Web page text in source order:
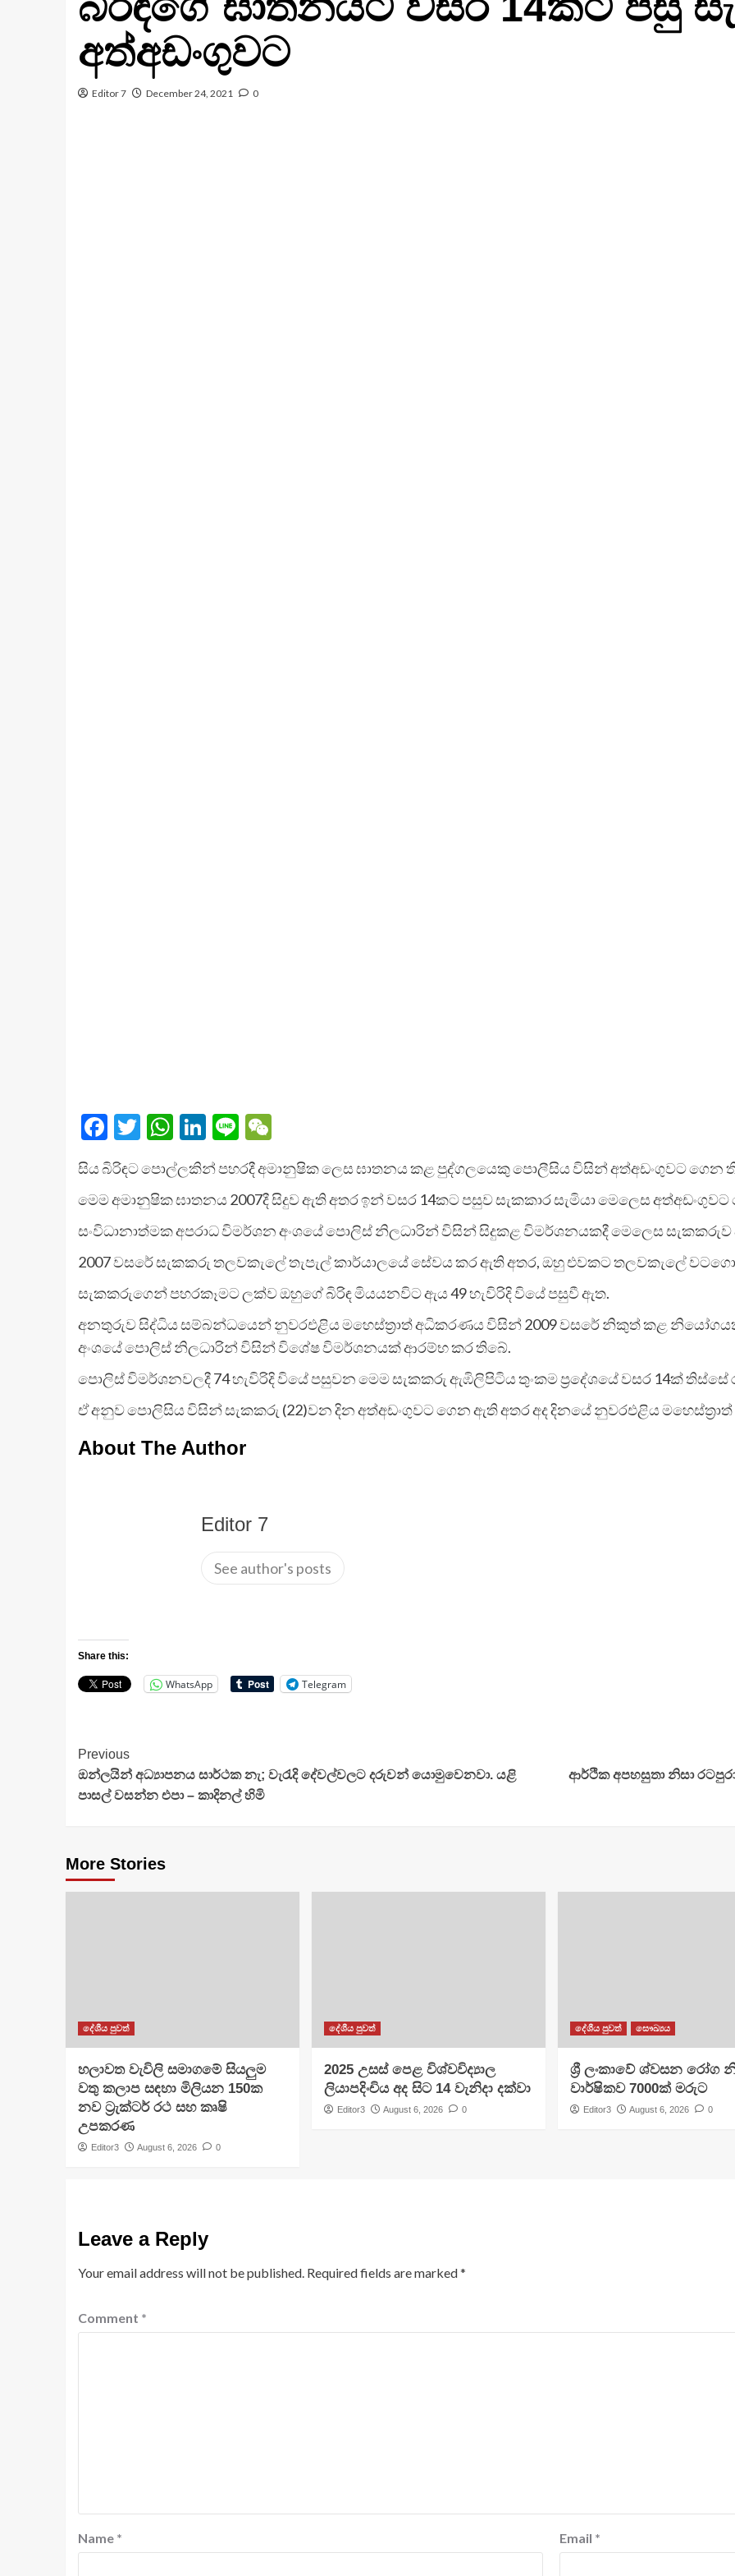
අත්අඩංගුවට
Editor 7 December 24, 2021 0
Facebook
Twitter
WhatsApp
LinkedIn
LineWeChat
සිය බිරිඳට පොල්ලකින් පහරදී අමානුෂික ලෙස ඝාතනය කළ පුද්ගලයෙකු පොලීසිය විසින් අත්අඩංගුවට ගෙන
මෙම අමානුෂික ඝාතනය 2007දී සිදුව ඇති අතර ඉන් වසර 14කට පසුව සැකකාර සැමියා මෙලෙස
සංවිධානාත්මක අපරාධ විමර්ශන අංශයේ පොලිස් නිලධාරින් විසින් සිදුකළ විමර්ශනයකදී මෙලෙස සැකකරුව
2007 වසරේ සැකකරු තලවකැලේ තැපැල් කාර්යාලයේ සේවය කර ඇති අතර, ඔහු එවකට තලවකැලේ
සැකකරුගෙන් පහරකෑමට ලක්ව ඔහුගේ බිරිඳ මියයනවිට ඇය 49 හැවිරිදි වියේ පසුවී ඇත.
අනතුරුව සිද්ධිය සම්බන්ධයෙන් නුවරඑළිය මහෙස්ත්‍රාත් අධිකරණය විසින් 2009 වසරේ නිකුත් කළ
අංශයේ පොලිස් නිලධාරින් විසින් විශේෂ විමර්ශනයක් ආරම්භ කර තිබේ.
පොලිස් විමර්ශනවලදී 74 හැවිරිදි වියේ පසුවන මෙම සැකකරු ඇඹිලිපිටිය තුංකම ප්‍රදේශයේ වසර 14ක් තිස්සේ
ඒ අනුව පොලිසිය විසින් සැකකරු (22)වන දින අත්අඩංගුවට ගෙන ඇති අතර අද දිනයේ නුවරඑළිය
About The Author
Editor 7
See author's posts
Share this:
WhatsApp Telegram
Continue
Reading
Previous
ඔන්ලයින් අධ්‍යාපනය සාර්ථක නැ; වැරැදි දේවල්වලට දරුවන් යොමුවෙනවා. යළි
පාසල් වසන්න එපා – කාදිනල් හිමි
ආර්ථික අපහසුතා නිසා
More Stories
දේශීය පුවත්
හලාවත වැවිලි සමාගමේ සියලුම
වතු කලාප සඳහා මිලියන 150ක
නව ට්‍රැක්ටර් රථ සහ කෘෂි
උපකරණ
Editor3 August 6, 2026 0
දේශීය පුවත්
​2025 උසස් පෙළ විශ්වවිද්‍යාල
ලියාපදිංචිය අද සිට 14 වැනිදා දක්වා
Editor3 August 6, 2026 0
දේශීය පුවත් සෞඛ්‍යය
ශ්‍රී ලංකාවේ ශ්වසන රෝග
වාර්ෂිකව 7000ක් මරුට
Editor3 August 6, 2026 0
Leave a Reply
Your email address will not be published. Required fields are marked*
Comment *
Name * Email *